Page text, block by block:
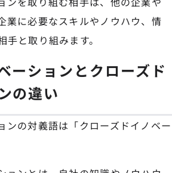
業に必要なスキルやノウハウ、情
と取り組みます。
ーションとクローズド
の違い
ンの対義語は「クローズドイノベー